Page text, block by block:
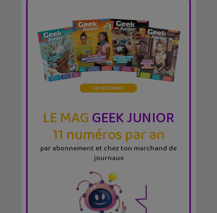
LE MAGGEEK JUNIOR
11 numéros par an
par abonnement et chez ton marchand de
journaux